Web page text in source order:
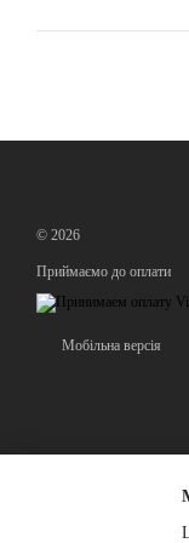
© 2026
Приймаємо до оплати
Мобільна версія